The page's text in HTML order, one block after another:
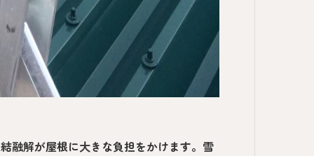
融解が屋根に大きな負担をかけます。雪